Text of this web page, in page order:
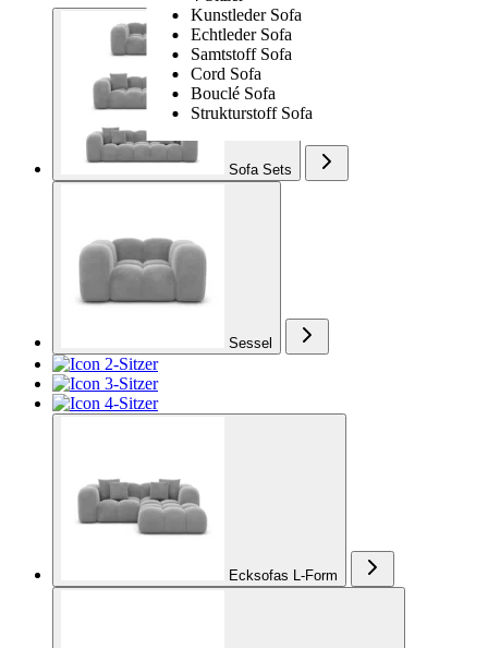
Kunstleder Sofa
Echtleder Sofa
Samtstoff Sofa
Cord Sofa
Bouclé Sofa
Strukturstoff Sofa
Sofa Sets
Sessel
2-Sitzer
3-Sitzer
4-Sitzer
Ecksofas L-Form